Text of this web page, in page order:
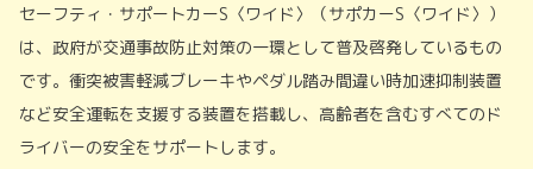
セーフティ・サポートカーS〈ワイド〉（サポカーS〈ワイド〉）
は、政府が交通事故防止対策の一環として普及啓発しているもの
です。衝突被害軽減ブレーキやペダル踏み間違い時加速抑制装置
など安全運転を支援する装置を搭載し、高齢者を含むすべてのド
ライバーの安全をサポートします。